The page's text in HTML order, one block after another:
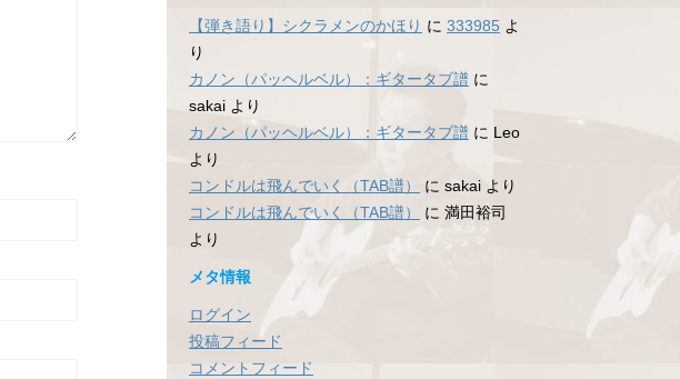
【弾き語り】シクラメンのかほり に 333985 よ
り
カノン（パッヘルベル）：ギタータブ譜 に
sakai より
カノン（パッヘルベル）：ギタータブ譜 に Leo
より
コンドルは飛んでいく（TAB譜）
に sakai より
コンドルは飛んでいく（TAB譜）
に 満田裕司
より
メタ情報
ログイン
投稿フィード
コメントフィード